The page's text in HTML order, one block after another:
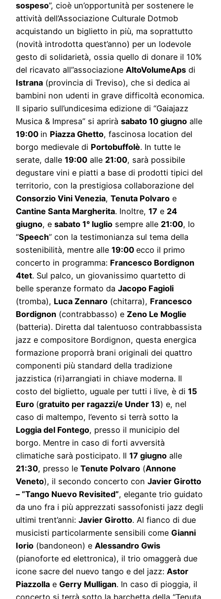
sospeso”, cioè un’opportunità per sostenere le
attività dell’Associazione Culturale Dotmob
acquistando un biglietto in più, ma soprattutto
(novità introdotta quest’anno) per un lodevole
gesto di solidarietà, ossia quello di donare il 10%
del ricavato all’’associazione AltoVolumeAps di
Istrana (provincia di Treviso), che si dedica ai
bambini non udenti in grave difficoltà economica.
Il sipario sull’undicesima edizione di “Gaiajazz
Musica & Impresa” si aprirà sabato 10 giugno alle
19:00 in Piazza Ghetto, fascinosa location del
borgo medievale di Portobuffolè. In tutte le
serate, dalle 19:00 alle 21:00, sarà possibile
degustare vini e piatti a base di prodotti tipici del
territorio, con la prestigiosa collaborazione del
Consorzio Vini Venezia, Tenuta Polvaro e
Cantine Santa Margherita. Inoltre, 17 e 24
giugno, e sabato 1° luglio sempre alle 21:00, lo
“Speech” con la testimonianza sul tema della
sostenibilità, mentre alle 19:00 ecco il primo
concerto in programma: Francesco Bordignon
4tet. Sul palco, un giovanissimo quartetto di
belle speranze formato da Jacopo Fagioli
(tromba), Luca Zennaro (chitarra), Francesco
Bordignon (contrabbasso) e Zeno Le Moglie
(batteria). Diretta dal talentuoso contrabbassista
jazz e compositore Bordignon, questa energica
formazione proporrà brani originali dei quattro
componenti più standard della tradizione
jazzistica (ri)arrangiati in chiave moderna. Il
costo del biglietto, uguale per tutti i live, è di 15
Euro (gratuito per ragazzi/e Under 13) e, nel
caso di maltempo, l’evento si terrà sotto la
Loggia del Fontego, presso il municipio del
borgo. Mentre in caso di forti avversità
climatiche sarà posticipato. Il 17 giugno alle
21:30, presso le Tenute Polvaro (Annone
Veneto), il secondo concerto con Javier Girotto
– “Tango Nuevo Revisited”, elegante trio guidato
da uno fra i più apprezzati sassofonisti jazz degli
ultimi trent’anni: Javier Girotto. Al fianco di due
musicisti particolarmente sensibili come Gianni
Iorio (bandoneon) e Alessandro Gwis
(pianoforte ed elettronica), il trio omaggerà due
icone sacre del nuevo tango e del jazz: Astor
Piazzolla e Gerry Mulligan. In caso di pioggia, il